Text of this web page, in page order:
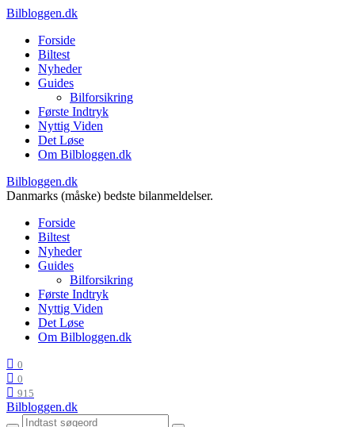
Bilbloggen.dk
Forside
Biltest
Nyheder
Guides
Bilforsikring
Første Indtryk
Nyttig Viden
Det Løse
Om Bilbloggen.dk
Bilbloggen.dk
Danmarks (måske) bedste bilanmeldelser.
Forside
Biltest
Nyheder
Guides
Bilforsikring
Første Indtryk
Nyttig Viden
Det Løse
Om Bilbloggen.dk
0
0
915
Bilbloggen.dk